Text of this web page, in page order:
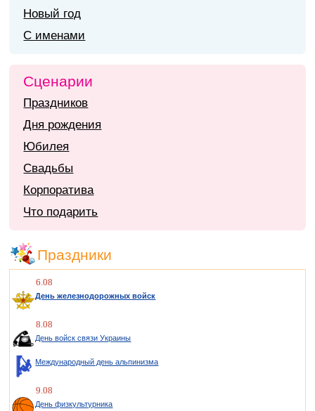
Новый год
С именами
Сценарии
Праздников
Дня рождения
Юбилея
Свадьбы
Корпоратива
Что подарить
Праздники
6.08
День железнодорожных войск
8.08
День войск связи Украины
Международный день альпинизма
9.08
День физкультурника